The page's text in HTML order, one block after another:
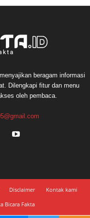
beragam informasi
Dilengkapi fitur dan menu
oleh pembaca.
Disclaimer
Kontak kami
Bicara Fakta